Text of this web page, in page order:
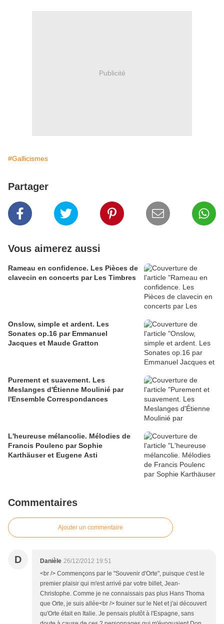
Publicité
#Gallicismes
Partager
Vous aimerez aussi
Rameau en confidence. Les Pièces de
clavecin en concerts par Les Timbres
Onslow, simple et ardent. Les
Sonates op.16 par Emmanuel
Jacques et Maude Gratton
Purement et suavement. Les
Meslanges d'Étienne Moulinié par
l'Ensemble Correspondances
L'heureuse mélancolie. Mélodies de
Francis Poulenc par Sophie
Karthäuser et Eugene Asti
Commentaires
Ajouter un commentaire
D Danièle 26/12/2012 19:51
<br /> Commençons par le "Souvenir d'Orte", puisque c'est le
premier plaisir qui m'est arrivé par votre billet, Jean-
Christophe. Comme je ne connaissais pas plus Hans Thoma
que Orte, je suis allée<br /> fouiner sur le Net et j'ai découvert
qu'Orte était en Italie. Je pensais plutôt à l'Espagne, sans